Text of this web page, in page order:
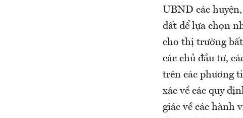
UBND các
đất để lựa chọn
cho thị trường
các chủ đầu tư,
trên các phương
xác về các quy
giác về các hành